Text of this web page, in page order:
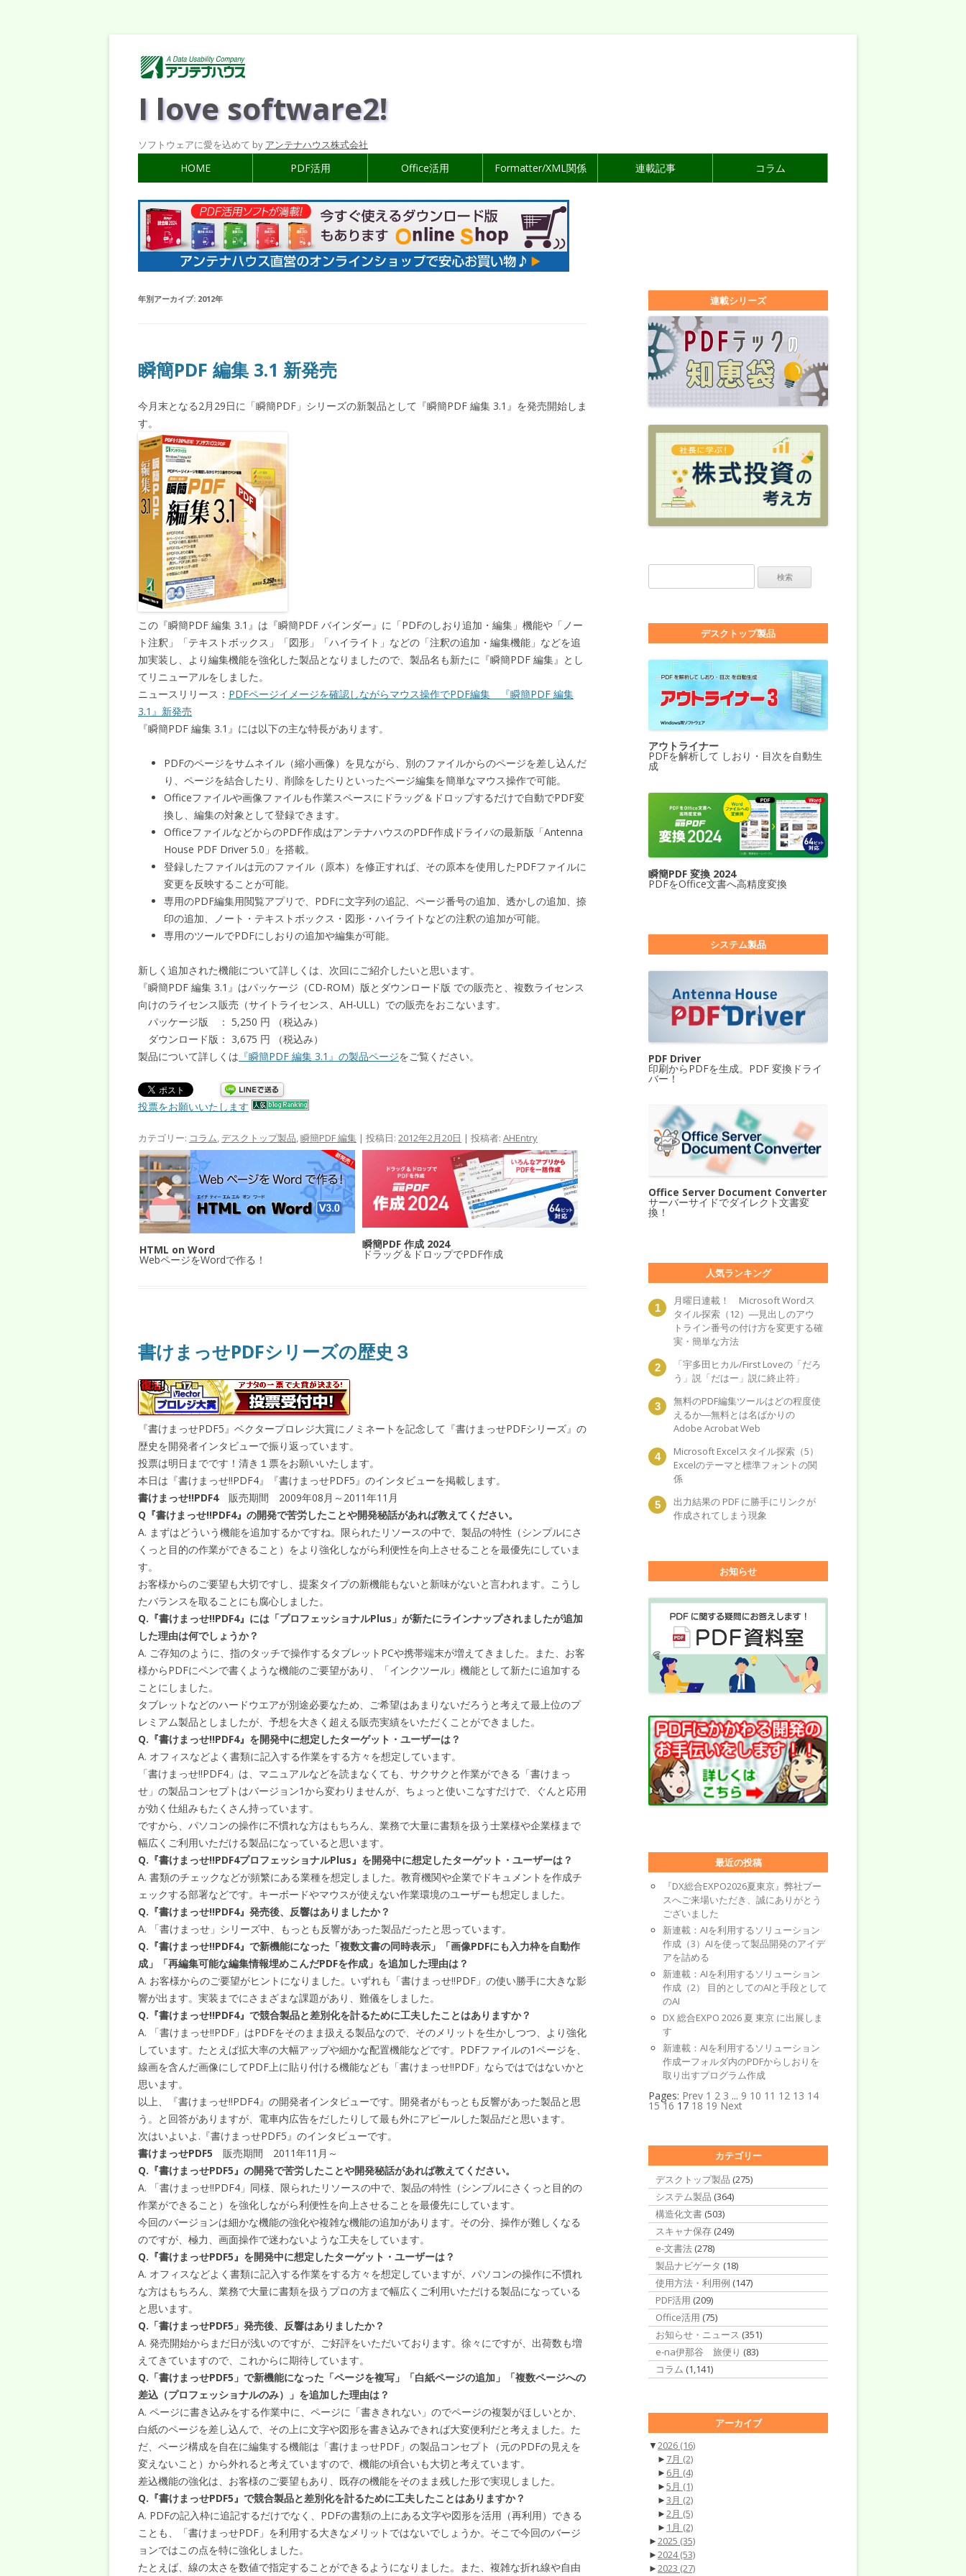
I love software2!
ソフトウェアに愛を込めて by アンテナハウス株式会社
HOME PDF活用 Office活用 Formatter/XML関係 連載記事 コラム
年別アーカイブ: 2012年
瞬簡PDF 編集 3.1 新発売
今月末となる2月29日に「瞬簡PDF」シリーズの新製品として『瞬簡PDF 編集 3.1』を発売開始しま
す。
この『瞬簡PDF 編集 3.1』は『瞬簡PDF バインダー』に「PDFのしおり追加・編集」機能や「ノー
ト注釈」「テキストボックス」「図形」「ハイライト」などの「注釈の追加・編集機能」などを追
加実装し、より編集機能を強化した製品となりましたので、製品名も新たに『瞬簡PDF 編集』とし
てリニューアルをしました。
ニュースリリース： PDFページイメージを確認しながらマウス操作でPDF編集 『瞬簡PDF 編集
3.1』新発売
『瞬簡PDF 編集 3.1』には以下の主な特長があります。
PDFのページをサムネイル（縮小画像）を見ながら、別のファイルからのページを差し込んだ
り、ページを結合したり、削除をしたりといったページ編集を簡単なマウス操作で可能。
Officeファイルや画像ファイルも作業スペースにドラッグ＆ドロップするだけで自動でPDF変
換し、編集の対象として登録できます。
OfficeファイルなどからのPDF作成はアンテナハウスのPDF作成ドライバの最新版「Antenna
House PDF Driver 5.0」を搭載。
登録したファイルは元のファイル（原本）を修正すれば、その原本を使用したPDFファイルに
変更を反映することが可能。
専用のPDF編集用閲覧アプリで、PDFに文字列の追記、ページ番号の追加、透かしの追加、捺
印の追加、ノート・テキストボックス・図形・ハイライトなどの注釈の追加が可能。
専用のツールでPDFにしおりの追加や編集が可能。
新しく追加された機能について詳しくは、次回にご紹介したいと思います。
『瞬簡PDF 編集 3.1』はパッケージ（CD-ROM）版とダウンロード版 での販売と、複数ライセンス
向けのライセンス販売（サイトライセンス、AH-ULL）での販売をおこないます。
パッケージ版 ： 5,250 円 （税込み）
ダウンロード版： 3,675 円 （税込み）
製品について詳しくは 『瞬簡PDF 編集 3.1』の製品ページをご覧ください。
投票をお願いいたします
カテゴリー: コラム, デスクトップ製品,瞬簡PDF 編集 | 投稿日: 2012年2月20日 | 投稿者: AHEntry
HTML on Word
WebページをWordで作る！
瞬簡PDF 作成 2024
ドラッグ＆ドロップでPDF作成
書けまっせPDFシリーズの歴史３
『書けまっせPDF5』ベクタープロレジ大賞にノミネートを記念して『書けまっせPDFシリーズ』の
歴史を開発者インタビューで振り返っています。
投票は明日までです！清き１票をお願いいたします。
本日は『書けまっせ!!PDF4』『書けまっせPDF5』のインタビューを掲載します。
書けまっせ!!PDF4 販売期間 2009年08月～2011年11月
Q『書けまっせ!!PDF4』の開発で苦労したことや開発秘話があれば教えてください。
A. まずはどういう機能を追加するかですね。限られたリソースの中で、製品の特性（シンプルにさ
くっと目的の作業ができること）をより強化しながら利便性を向上させることを最優先にしていま
す。
お客様からのご要望も大切ですし、提案タイプの新機能もないと新味がないと言われます。こうし
たバランスを取ることにも腐心しました。
Q.『書けまっせ!!PDF4』には「プロフェッショナルPlus」が新たにラインナップされましたが追加
した理由は何でしょうか？
A. ご存知のように、指のタッチで操作するタブレットPCや携帯端末が増えてきました。また、お客
様からPDFにペンで書くような機能のご要望があり、「インクツール」機能として新たに追加する
ことにしました。
タブレットなどのハードウエアが別途必要なため、ご希望はあまりないだろうと考えて最上位のプ
レミアム製品としましたが、予想を大きく超える販売実績をいただくことができました。
Q.『書けまっせ!!PDF4』を開発中に想定したターゲット・ユーザーは？
A. オフィスなどよく書類に記入する作業をする方々を想定しています。
「書けまっせ!!PDF4」は、マニュアルなどを読まなくても、サクサクと作業ができる「書けまっ
せ」の製品コンセプトはバージョン1から変わりませんが、ちょっと使いこなすだけで、ぐんと応用
が効く仕組みもたくさん持っています。
ですから、パソコンの操作に不慣れな方はもちろん、業務で大量に書類を扱う士業様や企業様まで
幅広くご利用いただける製品になっていると思います。
Q.『書けまっせ!!PDF4プロフェッショナルPlus』を開発中に想定したターゲット・ユーザーは？
A. 書類のチェックなどが頻繁にある業種を想定しました。教育機関や企業でドキュメントを作成チ
ェックする部署などです。キーボードやマウスが使えない作業環境のユーザーも想定しました。
Q.『書けまっせ!!PDF4』発売後、反響はありましたか？
A. 「書けまっせ」シリーズ中、もっとも反響があった製品だったと思っています。
Q.『書けまっせ!!PDF4』で新機能になった「複数文書の同時表示」「画像PDFにも入力枠を自動作
成」「再編集可能な編集情報埋めこんだPDFを作成」を追加した理由は？
A. お客様からのご要望がヒントになりました。いずれも「書けまっせ!!PDF」の使い勝手に大きな影
響が出ます。実装までにさまざまな課題があり、難儀をしました。
Q.『書けまっせ!!PDF4』で競合製品と差別化を計るために工夫したことはありますか？
A. 「書けまっせ!!PDF」はPDFをそのまま扱える製品なので、そのメリットを生かしつつ、より強化
しています。たとえば拡大率の大幅アップや細かな配置機能などです。PDFファイルの1ページを、
線画を含んだ画像にしてPDF上に貼り付ける機能なども「書けまっせ!!PDF」ならではではないかと
思います。
以上、『書けまっせ!!PDF4』の開発者インタビューです。開発者がもっとも反響があった製品と思
う。と回答がありますが、電車内広告をだしたりして最も外にアピールした製品だと思います。
次はいよいよ.『書けまっせPDF5』のインタビューです。
書けまっせPDF5 販売期間 2011年11月～
Q.『書けまっせPDF5』の開発で苦労したことや開発秘話があれば教えてください。
A. 「書けまっせ!!PDF4」同様、限られたリソースの中で、製品の特性（シンプルにさくっと目的の
作業ができること）を強化しながら利便性を向上させることを最優先にしています。
今回のバージョンは細かな機能の強化や複雑な機能の追加があります。その分、操作が難しくなる
のですが、極力、画面操作で迷わないような工夫をしています。
Q.『書けまっせPDF5』を開発中に想定したターゲット・ユーザーは？
A. オフィスなどよく書類に記入する作業をする方々を想定していますが、パソコンの操作に不慣れ
な方はもちろん、業務で大量に書類を扱うプロの方まで幅広くご利用いただける製品になっている
と思います。
Q.「書けまっせPDF5」発売後、反響はありましたか？
A. 発売開始からまだ日が浅いのですが、ご好評をいただいております。徐々にですが、出荷数も増
えてきていますので、これからに期待しています。
Q.「書けまっせPDF5」で新機能になった「ページを複写」「白紙ページの追加」「複数ページへの
差込（プロフェッショナルのみ）」を追加した理由は？
A. ページに書き込みをする作業中に、ページに「書ききれない」のでページの複製がほしいとか、
白紙のページを差し込んで、その上に文字や図形を書き込みできれば大変便利だと考えました。た
だ、ページ構成を自在に編集する機能は「書けまっせPDF」の製品コンセプト（元のPDFの見えを
変えないこと）から外れると考えていますので、機能の頃合いも大切と考えています。
差込機能の強化は、お客様のご要望もあり、既存の機能をそのまま残した形で実現しました。
Q.『書けまっせPDF5』で競合製品と差別化を計るために工夫したことはありますか？
A. PDFの記入枠に追記するだけでなく、PDFの書類の上にある文字や図形を活用（再利用）できる
ことも、「書けまっせPDF」を利用する大きなメリットではないでしょうか。そこで今回のバージ
ョンではこの点を特に強化しました。
たとえば、線の太さを数値で指定することができるようになりました。また、複雑な折れ線や自由
連載シリーズ
デスクトップ製品
アウトライナー
PDFを解析して しおり・目次を自動生
成
瞬簡PDF 変換 2024
PDFをOffice文書へ高精度変換
システム製品
PDF Driver
印刷からPDFを生成。PDF 変換ドライ
バー！
Office Server Document Converter
サーバーサイドでダイレクト文書変
換！
人気ランキング
月曜日連載！ Microsoft Wordス
タイル探索（12）―見出しのアウ
トライン番号の付け方を変更する確
実・簡単な方法
「宇多田ヒカル/First Loveの「だろ
う」説「だはー」説に終止符」
無料のPDF編集ツールはどの程度使
えるか―無料とは名ばかりの
Adobe Acrobat Web
Microsoft Excelスタイル探索（5）
Excelのテーマと標準フォントの関
係
出力結果の PDF に勝手にリンクが
作成されてしまう現象
お知らせ
最近の投稿
『DX総合EXPO2026夏東京』弊社ブー
スへご来場いただき、誠にありがとう
ございました
新連載：AIを利用するソリューション
作成（3）AIを使って製品開発のアイデ
アを詰める
新連載：AIを利用するソリューション
作成（2） 目的としてのAIと手段として
のAI
DX 総合EXPO 2026 夏 東京 に出展しま
す
新連載：AIを利用するソリューション
作成ーフォルダ内のPDFからしおりを
取り出すプログラム作成
Pages: Prev 1 2 3 ... 9 10 11 12 13 14
15 16 17 18 19 Next
カテゴリー
デスクトップ製品 (275)
システム製品 (364)
構造化文書 (503)
スキャナ保存 (249)
e-文書法 (278)
製品ナビゲータ (18)
使用方法・利用例 (147)
PDF活用 (209)
Office活用 (75)
お知らせ・ニュース (351)
e-na伊那谷 旅便り (83)
コラム (1,141)
アーカイブ
▼2026 (16)
► 7月 (2)
► 6月 (4)
►5月 (1)
►3月 (2)
►2月 (5)
► 1月 (2)
►2025 (35)
►2024(53)
►2023 (27)